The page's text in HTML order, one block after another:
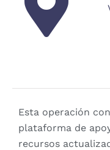
Esta operación
plataforma de
recursos